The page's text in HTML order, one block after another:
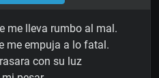
me lleva rumbo al mal.
me empuja a lo fatal.
con su luz